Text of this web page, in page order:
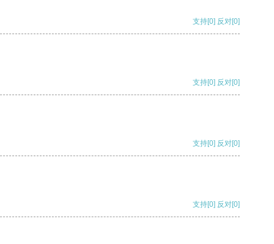
支持[0] 反对[0]
支持[0] 反对[0]
支持[0] 反对[0]
支持[0] 反对[0]